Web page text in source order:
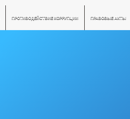
ПРОТИВОДЕЙСТВИЕ КОРРУПЦИИ ПРАВОВЫЕ АКТЫ